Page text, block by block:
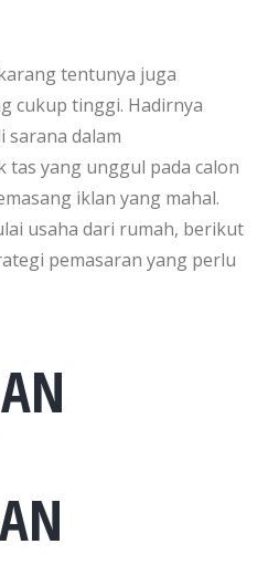
tentunya juga
cukup tinggi. Hadirnya
sarana dalam
yang unggul pada calon
iklan yang mahal.
usaha dari rumah, berikut
pemasaran yang perlu